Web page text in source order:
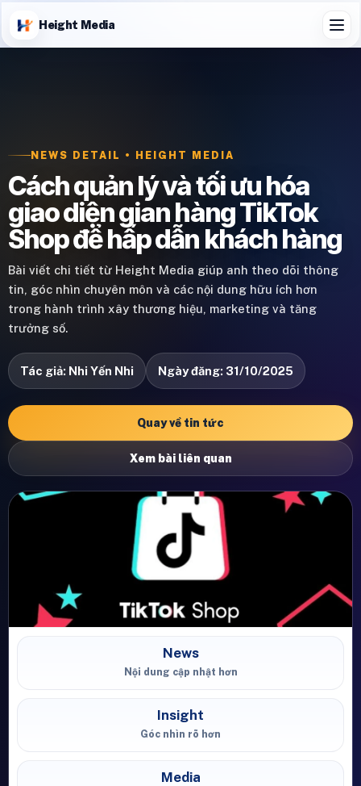
Height Media
NEWS DETAIL • HEIGHT MEDIA
Cách quản lý và tối ưu hóa
giao diện gian hàng TikTok
Shop để hấp dẫn khách hàng
Bài viết chi tiết từ Height Media giúp anh theo dõi thông
tin, góc nhìn chuyên môn và các nội dung hữu ích hơn
trong hành trình xây thương hiệu, marketing và tăng
trưởng số.
Tác giả: Nhi Yến Nhi Ngày đăng: 31/10/2025
Quay về tin tức
Xem bài liên quan
News
Nội dung cập nhật hơn
Insight
Góc nhìn rõ hơn
Media